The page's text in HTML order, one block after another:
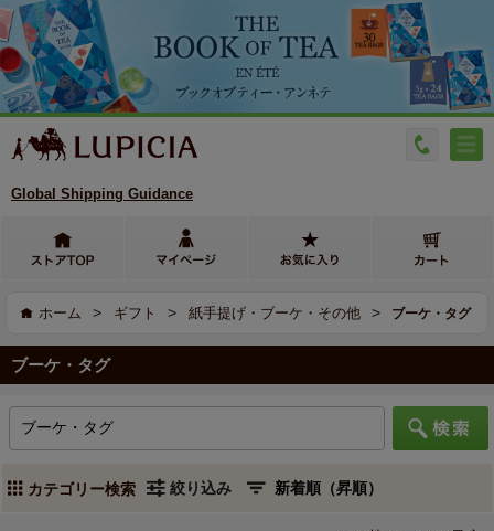
Global Shipping Guidance
ホーム > ギフト > 紙手提げ・ブーケ・その他 > ブーケ・タグ
ブーケ・タグ
カテゴリー検索 絞り込み